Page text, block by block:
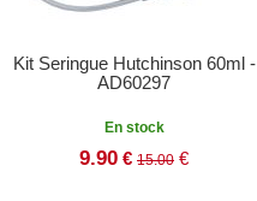
Kit Seringue Hutchinson 60ml -
AD60297
En stock
9.90 € 15.00 €